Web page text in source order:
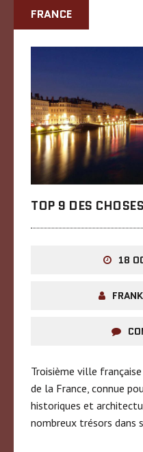
FRANCE
TOP 9 DES
18
Troisième ville
de la France, connue
historiques et
nombreux trésors dans